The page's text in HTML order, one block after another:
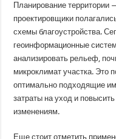
Планирование
проектировщики
схемы благоустройства.
геоинформационные
анализировать рельеф,
микроклимат участка. Это
оптимально подходящие
затраты на уход и
изменениям.
Еще стоит отметить